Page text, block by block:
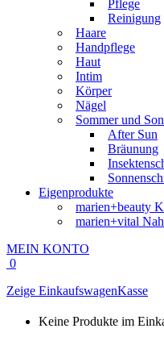
Pflege
Reinigung
Haare
Handpflege
Haut
Intim
Körper
Nägel
Sommer und
After Sun
Bräunung
Eigenprodukte
marien+beauty
marien+vital
MEIN KONTO
0
Zeige EinkaufswagenKasse
Keine Produkte im